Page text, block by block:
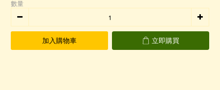
數量
加入購物車 立即購買